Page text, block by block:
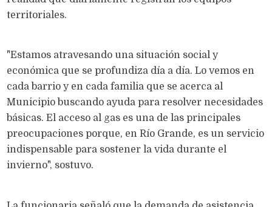
territoriales.
"Estamos atravesando una situación social y
económica que se profundiza día a día. Lo vemos en
cada barrio y en cada familia que se acerca al
Municipio buscando ayuda para resolver necesidades
básicas. El acceso al gas es una de las principales
preocupaciones porque, en Río Grande, es un servicio
indispensable para sostener la vida durante el
invierno", sostuvo.